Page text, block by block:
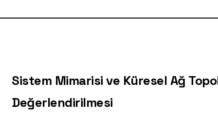
Sistem Mimarisi ve Küresel Ağ
Değerlendirilmesi